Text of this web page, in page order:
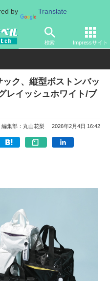
by Translate
検索 Impressサイト
旅行グッズ バッグ
ク、縦型ボストンバッ
レイッシュホワイト/ブ
編集部：丸山花梨 2026年2月4日 16:42